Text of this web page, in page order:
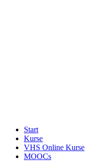
Start
Kurse
VHS Online Kurse
MOOCs